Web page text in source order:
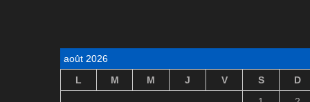
août 2026
L
M M J V S
D